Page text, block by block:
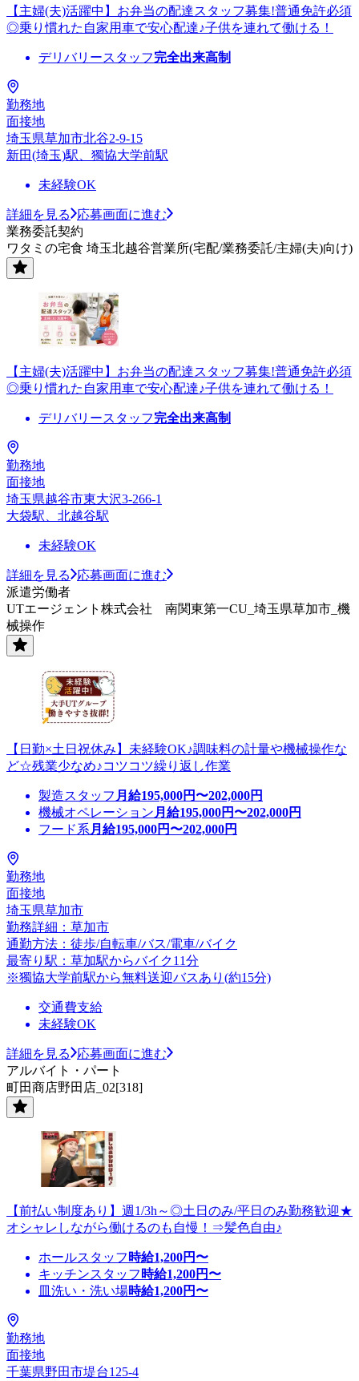
【主婦(夫)活躍中】お弁当の配達スタッフ募集!普通免許必須
◎乗り慣れた自家用車で安心配達♪子供を連れて働ける！
デリバリースタッフ完全出来高制
勤務地
面接地
埼玉県草加市北谷2-9-15
新田(埼玉)駅、獨協大学前駅
未経験OK
詳細を見る
応募画面に進む
業務委託契約
ワタミの宅食 埼玉北越谷営業所(宅配/業務委託/主婦(夫)向け)
【主婦(夫)活躍中】お弁当の配達スタッフ募集!普通免許必須
◎乗り慣れた自家用車で安心配達♪子供を連れて働ける！
デリバリースタッフ完全出来高制
勤務地
面接地
埼玉県越谷市東大沢3-266-1
大袋駅、北越谷駅
未経験OK
詳細を見る
応募画面に進む
派遣労働者
UTエージェント株式会社 南関東第一CU_埼玉県草加市_機
械操作
【日勤×土日祝休み】未経験OK♪調味料の計量や機械操作な
ど☆残業少なめ♪コツコツ繰り返し作業
製造スタッフ 月給195,000円〜202,000円
機械オペレーション 月給195,000円〜202,000円
フード系 月給195,000円〜202,000円
勤務地
面接地
埼玉県草加市
勤務詳細：草加市
通勤方法：徒歩/自転車/バス/電車/バイク
最寄り駅：草加駅からバイク11分
※獨協大学前駅から無料送迎バスあり(約15分)
交通費支給
未経験OK
詳細を見る
応募画面に進む
アルバイト・パート
町田商店野田店_02[318]
【前払い制度あり】週1/3h～◎土日のみ/平日のみ勤務歓迎★
オシャレしながら働けるのも自慢！⇒髪色自由♪
ホールスタッフ 時給1,200円〜
キッチンスタッフ 時給1,200円〜
皿洗い・洗い場時給1,200円〜
勤務地
面接地
千葉県野田市堤台125-4